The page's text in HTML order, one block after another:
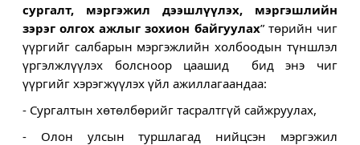
сургалт, мэргэжил дээшлүүлэх, мэргэшлийн
зэрэг олгох ажлыг зохион байгуулах” төрийн чиг
үүргийг салбарын мэргэжлийн холбоодын түншлэл
үргэлжлүүлэх болсноор цаашид  бид энэ чиг
үүргийг хэрэгжүүлэх үйл ажиллагаандаа:
- Сургалтын хөтөлбөрийг тасралтгүй сайжруулах,
- Олон улсын туршлагад нийцсэн мэргэжил